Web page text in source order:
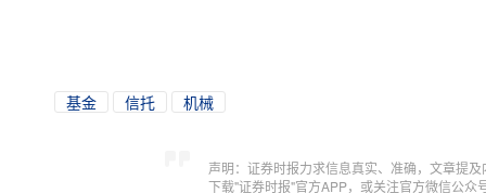
基金 信托 机械
声明：证券时报力求信息真实、准确，文章提
下载"证券时报"官方APP，或关注官方微信公